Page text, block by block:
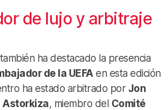
de lujo y arbitraje
ha destacado la presencia
de la UEFAen esta edición
ha estado arbitrado por Jon
Astorkiza, miembro del Comité